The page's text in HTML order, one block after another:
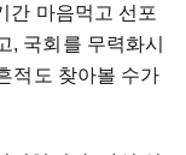
간 마음먹고 선포
, 국회를 무력화시
적도 찾아볼 수가